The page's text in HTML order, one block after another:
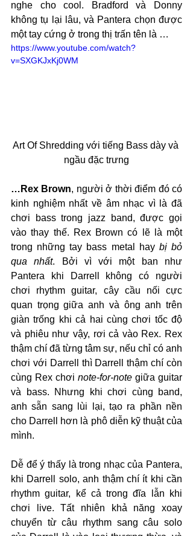
nghe cho cool. Bradford và Donny
không tụ lại lâu, và Pantera chọn được
một tay cứng ở trong thị trấn tên là …
https://www.youtube.com/watch?
v=SXGKJxKj0WM
Art Of Shredding với tiếng Bass dày và
ngầu đặc trưng
…Rex Brown, người ở thời điểm đó có
kinh nghiệm nhất về âm nhạc vì là đã
chơi bass trong jazz band, được gọi
vào thay thế. Rex Brown có lẽ là một
trong những tay bass metal hay bị bỏ
qua nhất. Bởi vì với một ban như
Pantera khi Darrell không có người
chơi rhythm guitar, cây cầu nối cực
quan trọng giữa anh và ông anh trên
giàn trống khi cả hai cùng chơi tốc độ
và phiêu như vậy, rơi cả vào Rex. Rex
thậm chí đã từng tâm sự, nếu chỉ có anh
chơi với Darrell thì Darrell thậm chí còn
cùng Rex chơi note-for-note giữa guitar
và bass. Nhưng khi chơi cùng band,
anh sẵn sang lùi lại, tạo ra phần nền
cho Darrell hơn là phô diễn kỹ thuật của
mình.
Dễ để ý thấy là trong nhạc của Pantera,
khi Darrell solo, anh thậm chí ít khi cần
rhythm guitar, kể cả trong đĩa lẫn khi
chơi live. Tất nhiên khả năng xoay
chuyển từ câu rhythm sang câu solo